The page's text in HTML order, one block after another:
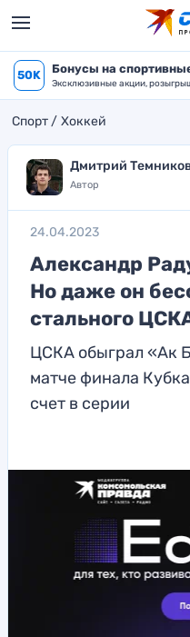
50K Бонусы на
Эксклюзивные акции,
Спорт Хоккей
Дмитрий
Автор
24.04.2023
Александр
Но даже он
стального
ЦСКА обыграл «Ак
матче финала
счет в серии